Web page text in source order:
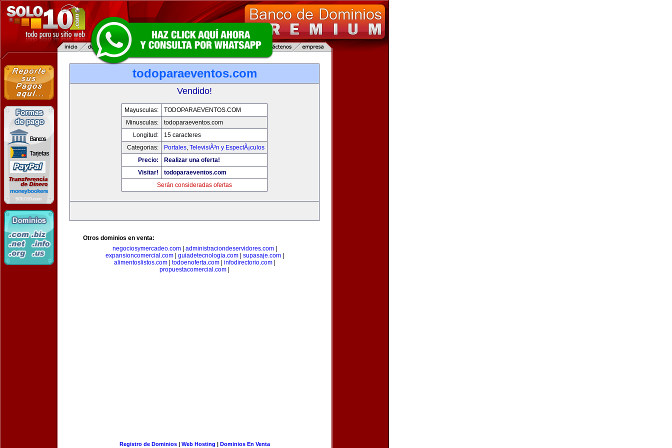
todoparaeventos.com
Vendido!
Mayusculas:
TODOPARAEVENTOS.COM
Minusculas:
todoparaeventos.com
Longitud:
15 caracteres
Categorias:
Portales, TelevisiÃ³n y EspectÃ¡culos
Precio:
Realizar una oferta!
Visitar!
todoparaeventos.com
Serán consideradas ofertas
Otros dominios en venta:
negociosymercadeo.com| administraciondeservidores.com|
expansioncomercial.com| guiadetecnologia.com| supasaje.com|
alimentoslistos.com| todoenoferta.com| infodirectorio.com|
propuestacomercial.com
Registro de Dominios| Web Hosting | Dominios En Venta